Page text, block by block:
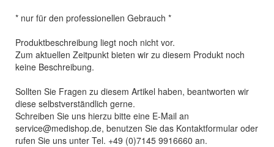
* nur für den professionellen Gebrauch *
Produktbeschreibung liegt noch nicht vor.
Zum aktuellen Zeitpunkt bieten wir zu diesem Produkt noch
keine Beschreibung.
Sollten Sie Fragen zu diesem Artikel haben, beantworten wir
diese selbstverständlich gerne.
Schreiben Sie uns hierzu bitte eine E-Mail an
service@medishop.de, benutzen Sie das Kontaktformular oder
rufen Sie uns unter Tel. +49 (0)7145 9916660 an.